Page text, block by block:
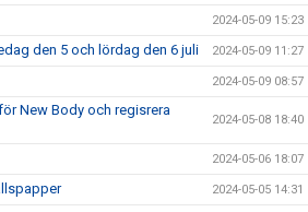
2024-05-09 15:23
den 5 och lördag den 6 juli 2024-05-09 11:27
2024-05-09 08:57
New Body och regisrera
2024-05-08 18:40
2024-05-06 18:07
2024-05-05 14:31